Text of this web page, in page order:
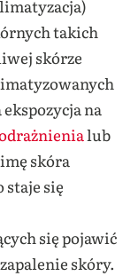
takich
skórze
na
lub
skóra
się
się pojawić
skóry.